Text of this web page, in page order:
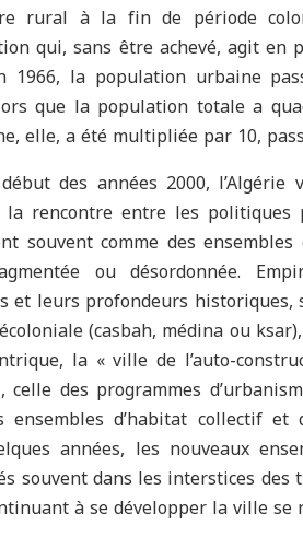
rural à la fin de période
qui, sans être achevé, agit
1966, la population urbaine
que la population totale a
elle, a été multipliée par 10,
des années 2000,
rencontre entre les politiques
souvent comme des
ou désordonnée.
et leurs profondeurs
(casbah, médina ou
la « ville de l’auto-
celle des programmes
ensembles d’habitat collectif
années, les nouveaux
souvent dans les interstices
à se développer la ville se